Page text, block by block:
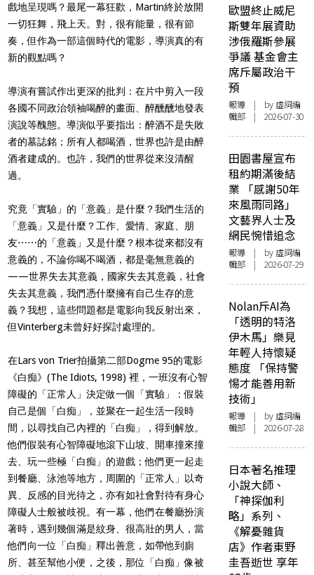
戲地呈現嗎？最尾一幕狂歡， Martin終於放開
一切狂舞，飛上天。對，很有能量，很有節
奏，但作為一部這個時代的電影，導演真的有
新的觀點嗎？
導演有嘗試作出更深的批判：在片中剪入一段
各國不同政治領袖喝醉的畫面、醉醺醺地發表
演說等醜態。導演似乎要指出：醉酒不是失敗
者的墓誌銘；所有人都喝酒，世界也許是由醉
酒者建成的。也許，我們的世界從來沒清醒
過。
究竟「實驗」的「意義」是什麼？我們生活的
「意義」又是什麼？工作、愛情、家庭、朋
友⋯⋯的「意義」又是什麼？根本從來都沒有
意義的，不論你喝不喝酒，都是毫無意義的
——世界失去其意義，國家失去其意義，社會
失去其意義，我們憑什麼擁有自己生存的意
義？我想，這些問題都是電影向我反射出來，
但Vinterberg未曾好好探討處理的。
在Lars von Trier拍攝第二部Dogme 95的電影
《白痴》(The Idiots, 1998)裡，一班沒有心智
障礙的「正常人」決定做一個「實驗」：假裝
自己是個「白痴」，並聚在一起生活一段時
間，以尋找自己內裡的「白痴」，得到解放。
他們假裝有心智障礙地滾下山坡、開車撞來撞
去、玩一些極「白痴」的遊戲；他們更一起走
到餐廳、泳池等地方，周圍的「正常人」以奇
異、反感的目光待之，亦有如社會對待有身心
障礙人士般被歧視。有一幕，他們在餐廳扮演
著時，遇到幾個滿是紋身、很高壯的男人，當
他們向一位「白痴」釋出善意，如帶他到廁
所、甚至幫他小便，之後，那位「白痴」像被
歐盟終止威尼
斯雙年展資助
涉俄羅斯參展
爭議 基金會主
席斥屬政治干
預
報導 | by 虛詞編
輯部 | 2026-07-30
田園書屋宣布
租約期滿後結
業 「感謝50年
來風雨同路」
文藝界人士及
網民惋惜追念
報導 | by 虛詞編
輯部 | 2026-07-29
Nolan斥AI為
「透明的特洛
伊木馬」樂見
年輕人持懷疑
態度 「保持警
惕才能善用新
技術」
報導 | by 虛詞編
輯部 | 2026-07-28
日本著名推理
小說大師、
「神探伽利
略」系列、
《解憂雜貨
店》作者東野
圭吾逝世 享年